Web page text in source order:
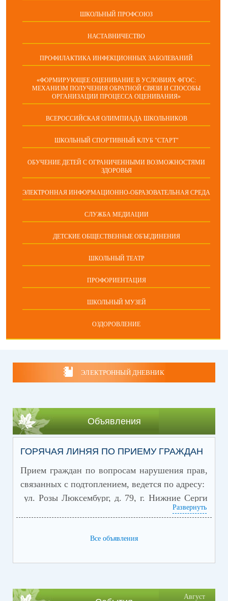
ШКОЛЬНЫЙ ПРОФСОЮЗ
НАСТАВНИЧЕСТВО
ПРОФИЛАКТИКА ИНФЕКЦИОННЫХ ЗАБОЛЕВАНИЙ
«ФОРМИРУЮЩЕЕ ОЦЕНИВАНИЕ В УСЛОВИЯХ ФГОС:
МЕХАНИЗМ ПОЛУЧЕНИЯ ОБРАТНОЙ СВЯЗИ И СПОСОБЫ
ОРГАНИЗАЦИИ ПРОЦЕССА ОЦЕНИВАНИЯ»
ВСЕРОССИЙСКАЯ ОЛИМПИАДА ШКОЛЬНИКОВ
ШКОЛЬНЫЙ СПОРТИВНЫЙ КЛУБ "СТАРТ"
ОБУЧЕНИЕ ДЕТЕЙ С ОГРАНИЧЕННЫМИ ВОЗМОЖНОСТЯМИ
ЗДОРОВЬЯ
ЭЛЕКТРОННАЯ ИНФОРМАЦИОННО-ОБРАЗОВАТЕЛЬНАЯ СРЕДА
СЛУЖБА МЕДИАЦИИ
ДЕТСКИЕ ОБЩЕСТВЕННЫЕ ОБЪЕДИНЕНИЯ
ШКОЛЬНЫЙ ТЕАТР
ПРОФОРИЕНТАЦИЯ
ШКОЛЬНЫЙ МУЗЕЙ
ОЗДОРОВЛЕНИЕ
ЭЛЕКТРОННЫЙ ДНЕВНИК
Объявления
ГОРЯЧАЯ ЛИНЯЯ ПО ПРИЕМУ ГРАЖДАН
Прием граждан по вопросам нарушения прав,
связанных с подтоплением, ведется по адресу:
ул. Розы Люксембург, д. 79, г. Нижние Серги
Развернуть
Все объявления
Август